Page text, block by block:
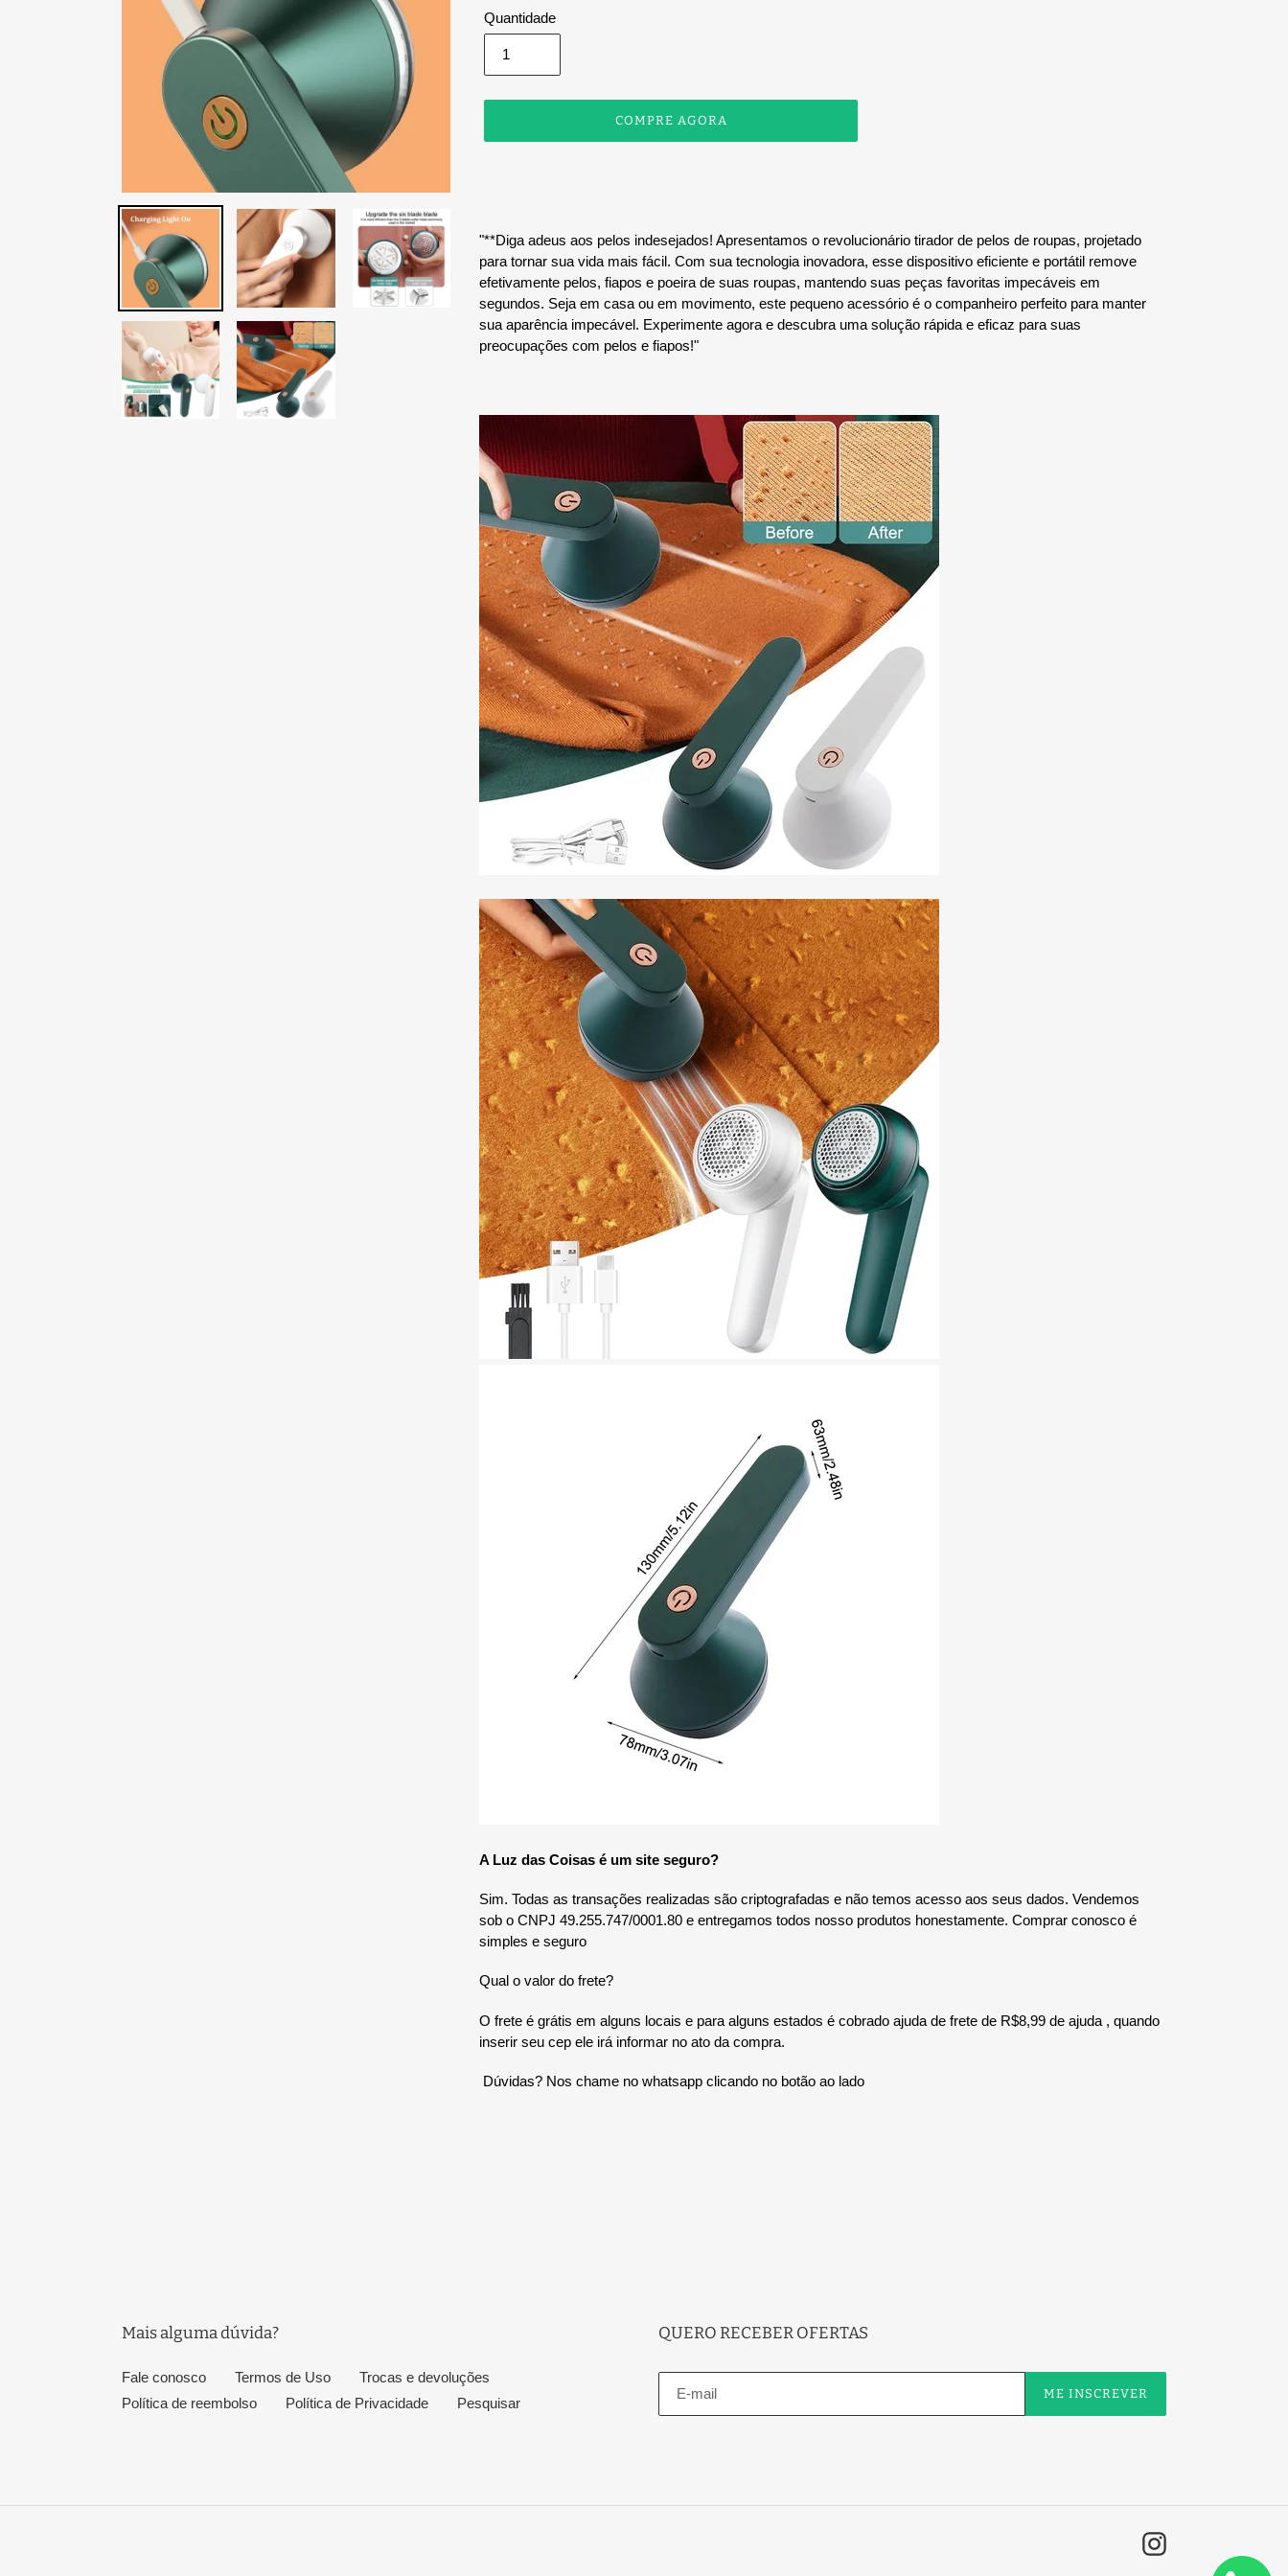
Quantidade
COMPRE AGORA
ao
carrinho
"**Diga adeus aos pelos indesejados! Apresentamos o revolucionário tirador de pelos de roupas, projetado
para tornar sua vida mais fácil. Com sua tecnologia inovadora, esse dispositivo eficiente e portátil remove
efetivamente pelos, fiapos e poeira de suas roupas, mantendo suas peças favoritas impecáveis em
segundos. Seja em casa ou em movimento, este pequeno acessório é o companheiro perfeito para manter
sua aparência impecável. Experimente agora e descubra uma solução rápida e eficaz para suas
preocupações com pelos e fiapos!"
A Luz das Coisas é um site seguro?
Sim. Todas as transações realizadas são criptografadas e não temos acesso aos seus dados. Vendemos
sob o CNPJ 49.255.747/0001.80 e entregamos todos nosso produtos honestamente. Comprar conosco é
simples e seguro
Qual o valor do frete?
O frete é grátis em alguns locais e para alguns estados é cobrado ajuda de frete de R$8,99 de ajuda , quando
inserir seu cep ele irá informar no ato da compra.
Dúvidas? Nos chame no whatsapp clicando no botão ao lado
Mais alguma dúvida?
Fale conosco Termos de Uso
Trocas e devoluções
Política de reembolso
Política de Privacidade Pesquisar
QUERO RECEBER OFERTAS
ME INSCREVER
Instagram